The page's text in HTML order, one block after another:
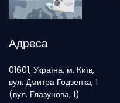
Адреса
01601, Україна, м. Київ,
вул. Дмитра Годзенка, 1
(вул. Глазунова, 1)